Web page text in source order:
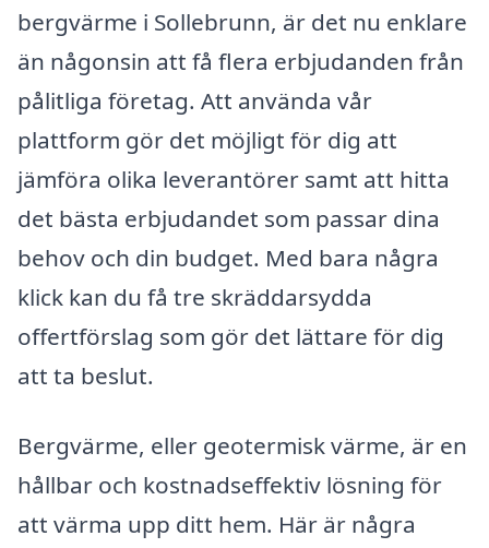
bergvärme i Sollebrunn, är det nu enklare
än någonsin att få flera erbjudanden från
pålitliga företag. Att använda vår
plattform gör det möjligt för dig att
jämföra olika leverantörer samt att hitta
det bästa erbjudandet som passar dina
behov och din budget. Med bara några
klick kan du få tre skräddarsydda
offertförslag som gör det lättare för dig
att ta beslut.
Bergvärme, eller geotermisk värme, är en
hållbar och kostnadseffektiv lösning för
att värma upp ditt hem. Här är några